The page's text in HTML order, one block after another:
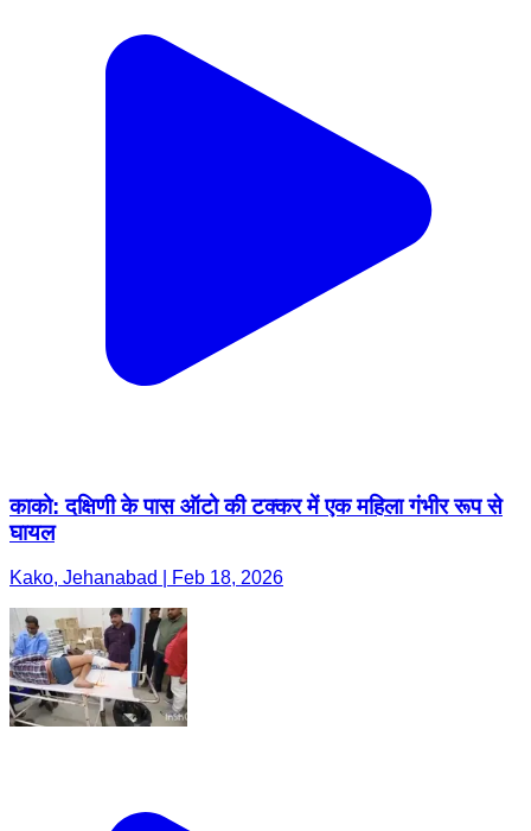
काको: दक्षिणी के पास ऑटो की टक्कर में एक महिला गंभीर रूप से
घायल
Kako, Jehanabad | Feb 18, 2026